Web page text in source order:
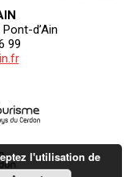
d’Ain
99
l'utilisation de